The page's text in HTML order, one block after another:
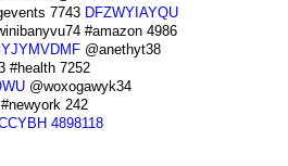
7743 DFZWYIAYQU
#amazon 4986
@anethyt38
#health 7252
@woxogawyk34
242
4898118